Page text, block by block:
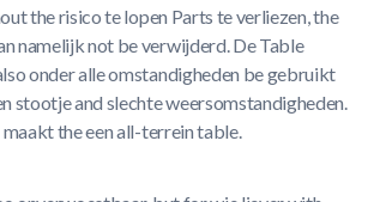
the risico te lopen Parts te verliezen, the
namelijk not be verwijderd. De Table
onder alle omstandigheden be gebruikt
stootje and slechte weersomstandigheden.
maakt the een all-terrein table.